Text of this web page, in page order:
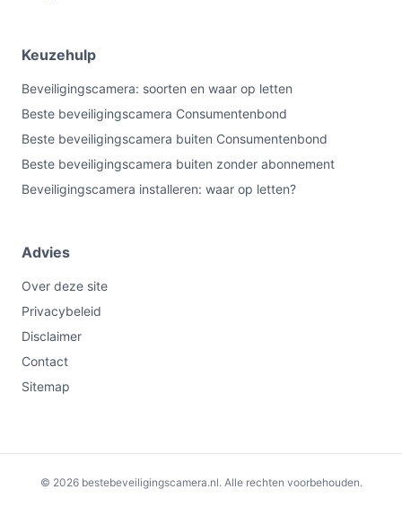
€39,95 Bekijk op bol.com
Keuzehulp
Beveiligingscamera: soorten en waar op letten
Beste beveiligingscamera Consumentenbond
Beste beveiligingscamera buiten Consumentenbond
Beste beveiligingscamera buiten zonder abonnement
Beveiligingscamera installeren: waar op letten?
Advies
Over deze site
Privacybeleid
Disclaimer
Contact
Sitemap
© 2026 bestebeveiligingscamera.nl. Alle rechten voorbehouden.